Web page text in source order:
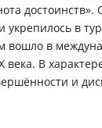
укрепилось в
вошло в
века. В
и